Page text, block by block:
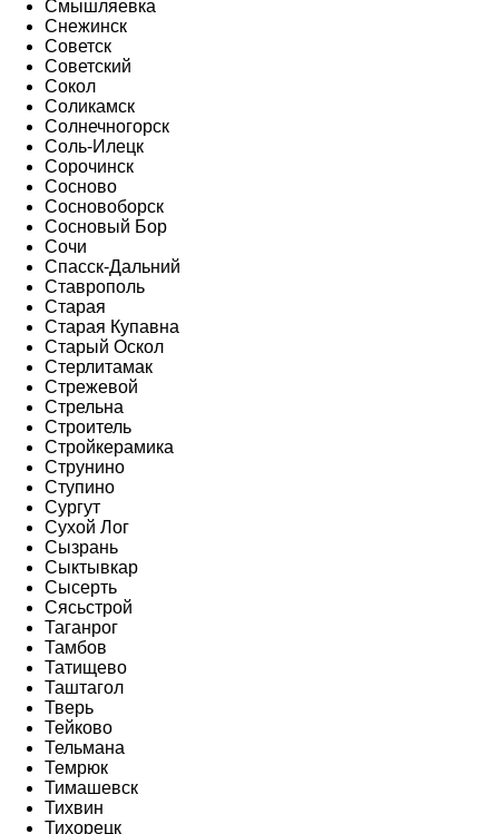
Смышляевка
Снежинск
Советск
Советский
Сокол
Соликамск
Солнечногорск
Соль-Илецк
Сорочинск
Сосново
Сосновоборск
Сосновый Бор
Сочи
Спасск-Дальний
Ставрополь
Старая
Старая Купавна
Старый Оскол
Стерлитамак
Стрежевой
Стрельна
Строитель
Стройкерамика
Струнино
Ступино
Сургут
Сухой Лог
Сызрань
Сыктывкар
Сысерть
Сясьстрой
Таганрог
Тамбов
Татищево
Таштагол
Тверь
Тейково
Тельмана
Темрюк
Тимашевск
Тихвин
Тихорецк